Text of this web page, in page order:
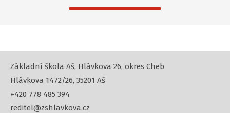
Základní škola Aš, Hlávkova 26, okres Cheb
Hlávkova 1472/26, 35201 Aš
+420 778 485 394
reditel@zshlavkova.cz